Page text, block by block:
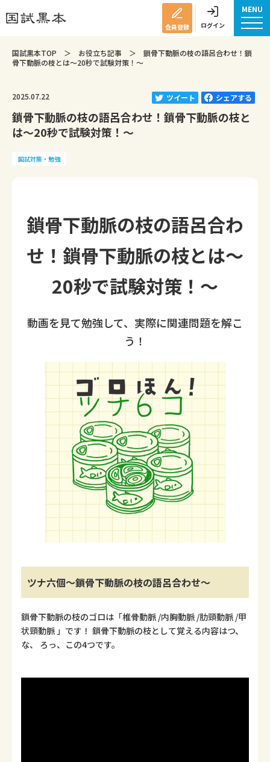
会員登録 ログイン
MENU
国試黒本TOP ＞ お役立ち記事 ＞
鎖骨下動脈の枝の語呂合わせ！鎖
骨下動脈の枝とは～20秒で試験対策！～
2025.07.22 ツイート シェアする
鎖骨下動脈の枝の語呂合わせ！鎖骨下動脈の枝と
は～20秒で試験対策！～
国試対策・勉強
鎖骨下動脈の枝の語呂合わ
せ！鎖骨下動脈の枝とは～
20秒で試験対策！～
動画を見て勉強して、実際に関連問題を解こ
う！
ツナ六個～鎖骨下動脈の枝の語呂合わせ～
鎖骨下動脈の枝のゴロは「椎骨動脈 /内胸動脈 /肋頸動脈 /甲
状頸動脈 」です！ 鎖骨下動脈の枝として覚える内容はつ、
な、 ろっ、この4つです。